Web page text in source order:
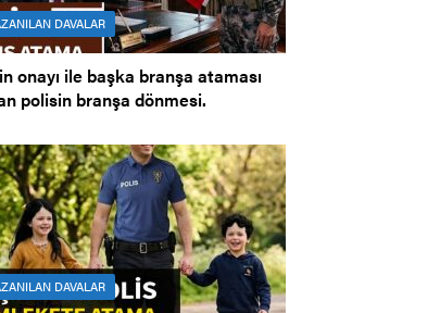
DAVALAR
onayı ile başka branşa ataması
polisin branşa dönmesi.
DAVALAR